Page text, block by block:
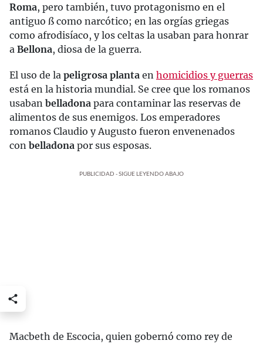
Roma, pero también, tuvo protagonismo en el
antiguo ß como narcótico; en las orgías griegas
como afrodisíaco, y los celtas la usaban para honrar
a Bellona, diosa de la guerra.
El uso de la peligrosa planta en homicidios y guerras
está en la historia mundial. Se cree que los romanos
usaban belladona para contaminar las reservas de
alimentos de sus enemigos. Los emperadores
romanos Claudio y Augusto fueron envenenados
con belladona por sus esposas.
PUBLICIDAD - SIGUE LEYENDO ABAJO
Macbeth de Escocia, quien gobernó como rey de